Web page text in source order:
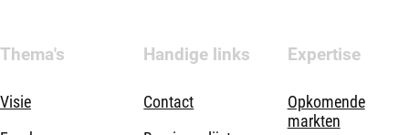
Thema's
Visie
Handige links
Contact
Expertise
Opkomende
markten